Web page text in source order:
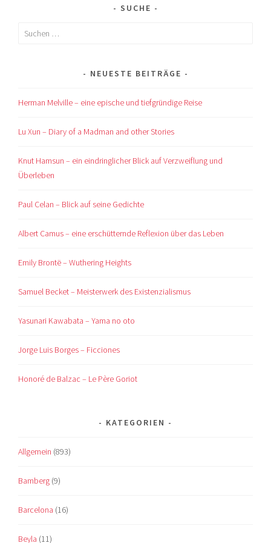
SUCHE
Suchen
NEUESTE BEITRÄGE
Herman Melville – eine epische und tiefgründige Reise
Lu Xun – Diary of a Madman and other Stories
Knut Hamsun – ein eindringlicher Blick auf Verzweiflung und
Überleben
Paul Celan – Blick auf seine Gedichte
Albert Camus – eine erschütternde Reflexion über das Leben
Emily Brontë – Wuthering Heights
Samuel Becket – Meisterwerk des Existenzialismus
Yasunari Kawabata – Yama no oto
Jorge Luis Borges – Ficciones
Honoré de Balzac – Le Père Goriot
KATEGORIEN
Allgemein (893)
Bamberg (9)
Barcelona (16)
Beyla (11)